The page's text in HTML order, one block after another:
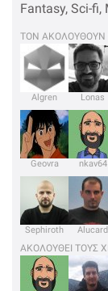
Fantasy, Sci-fi,
ΤΟΝ ΑΚΟΛΟΥΘΟΥΝ
Algren Lonas
Geovra nkav64
Sephiroth Alucard
ΑΚΟΛΟΥΘΕΙ ΤΟΥΣ